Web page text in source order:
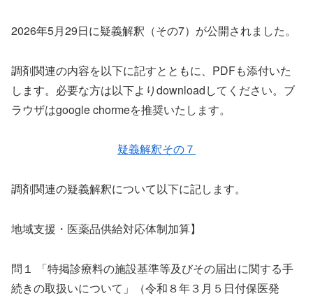
2026年5月29日に疑義解釈（その7）が公開されました。
調剤関連の内容を以下に記すとともに、PDFも添付いた
します。必要な方は以下よりdownloadしてください。ブ
ラウザはgoogle chormeを推奨いたします。
疑義解釈その７
調剤関連の疑義解釈について以下に記します。
地域支援・医薬品供給対応体制加算】
問１ 「特掲診療料の施設基準等及びその届出に関する手
続きの取扱いについて」（令和８年３月５日付保医発